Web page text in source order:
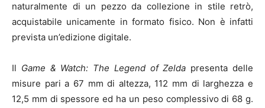
naturalmente di un pezzo da collezione in stile retrò,
acquistabile unicamente in formato fisico. Non è infatti
prevista un’edizione digitale.
Il Game & Watch: The Legend of Zelda presenta delle
misure pari a 67 mm di altezza, 112 mm di larghezza e
12,5 mm di spessore ed ha un peso complessivo di 68 g.